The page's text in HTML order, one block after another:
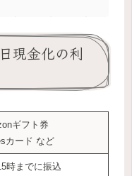
現金化の利
ギフト券
カード など
時までに振込